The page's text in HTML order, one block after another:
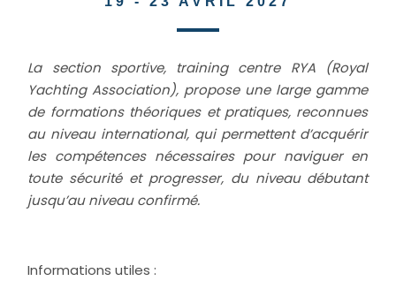
La section sportive, training centreRYA (Royal
Yachting Association), propose une large gamme
de formations théoriques et pratiques, reconnues
au niveau international, qui permettent d’acquérir
les compétences nécessaires pour naviguer en
toute sécurité et progresser, du niveau débutant
jusqu’au niveau confirmé.
Informations utiles :